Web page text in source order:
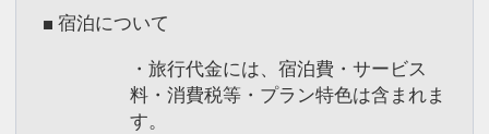
■ 宿泊について
・旅行代金には、宿泊費・サービス
料・消費税等・プラン特色は含まれま
す。